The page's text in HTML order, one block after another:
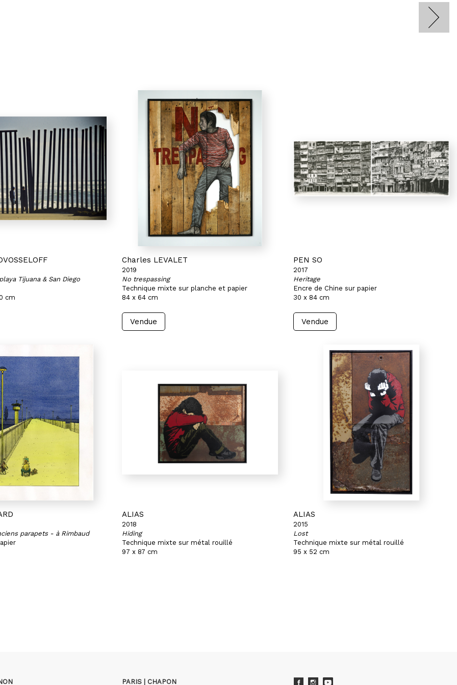
Tijuana & San Diego
cm
Charles LEVALET
2019
No trespassing
Technique mixte sur planche et papier
84 x 64 cm
Vendue
PEN SO
2017
Heritage
Encre de Chine sur papier
30 x 84 cm
Vendue
parapets - à Rimbaud
ALIAS
2018
Hiding
Technique mixte sur métal rouillé
97 x 87 cm
ALIAS
2015
Lost
Technique mixte sur métal rouillé
95 x 52 cm
PARIS | CHAPON